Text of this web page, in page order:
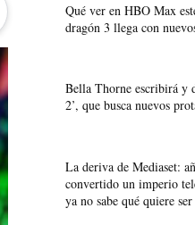
Qué ver en HBO Max
dragón 3 llega con
Bella Thorne escribirá y
2’, que busca nuevos
La deriva de Mediaset:
convertido un imperio
ya no sabe qué quiere ser